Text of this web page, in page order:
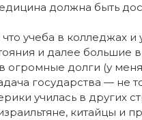
должна быть
учеба в колледжах
и далее большие
огромные долги (у
государства —
училась в других
китайцы и